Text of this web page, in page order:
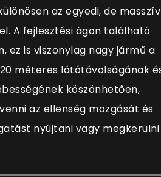
az egyedi, de masszív
. A fejlesztési ágon található
ez is viszonylag nagy jármű a
méteres látótávolságának
köszönhetően,
az ellenség mozgását és
nyújtani vagy megkerülni